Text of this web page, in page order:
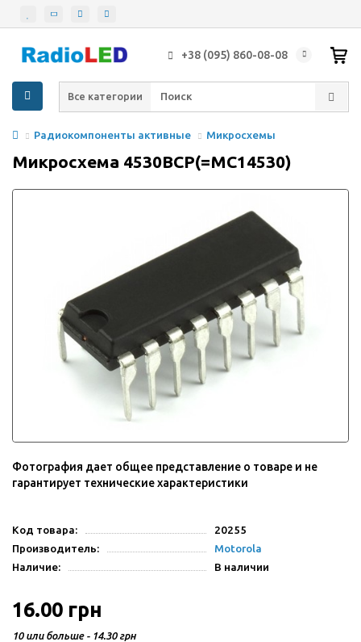
+38 (095) 860-08-08
Все категории
Радиокомпоненты активные Микросхемы
Микросхема 4530BCP(=MC14530)
Фотография дает общее представление о товаре и не
гарантирует технические характеристики
Код товара:
20255
Производитель:
Motorola
Наличие:
В наличии
16.00 грн
10 или больше - 14.30 грн